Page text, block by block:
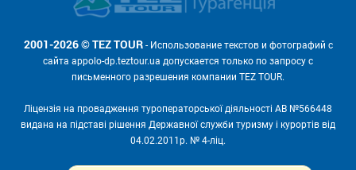
2001-2026 © TEZ TOUR- Использование текстов и фотографий с
сайта appolo-dp.teztour.ua допускается только по запросу с
письменного разрешения компании TEZ TOUR.
Ліцензія на провадження туроператорської діяльності АВ №566448
видана на підставі рішення Державної служби туризму і курортів від
04.02.2011р. № 4-ліц.